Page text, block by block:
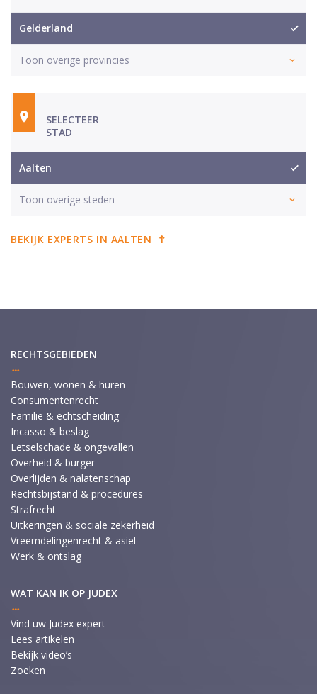
Gelderland
Toon overige provincies
SELECTEER
STAD
Aalten
Toon overige steden
BEKIJK EXPERTS IN AALTEN
RECHTSGEBIEDEN
Bouwen, wonen & huren
Consumentenrecht
Familie & echtscheiding
Incasso & beslag
Letselschade & ongevallen
Overheid & burger
Overlijden & nalatenschap
Rechtsbijstand & procedures
Strafrecht
Uitkeringen & sociale zekerheid
Vreemdelingenrecht & asiel
Werk & ontslag
WAT KAN IK OP JUDEX
Vind uw Judex expert
Lees artikelen
Bekijk video’s
Zoeken